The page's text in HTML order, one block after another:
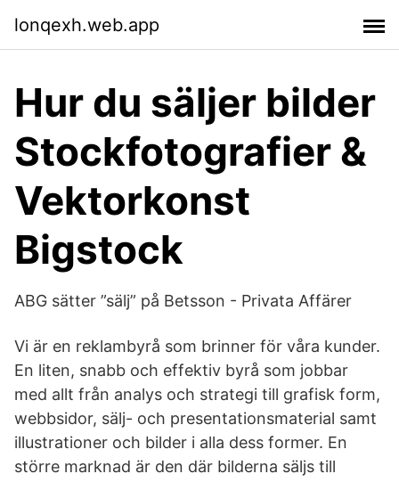
lonqexh.web.app
Hur du säljer bilder
Stockfotografier &
Vektorkonst
Bigstock
ABG sätter ”sälj” på Betsson - Privata Affärer
Vi är en reklambyrå som brinner för våra kunder.
En liten, snabb och effektiv byrå som jobbar
med allt från analys och strategi till grafisk form,
webbsidor, sälj- och presentationsmaterial samt
illustrationer och bilder i alla dess former. En
större marknad är den där bilderna säljs till